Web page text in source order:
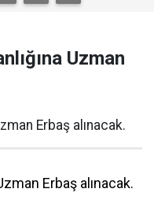
Uzman
Erbaş alınacak.
Erbaş alınacak.